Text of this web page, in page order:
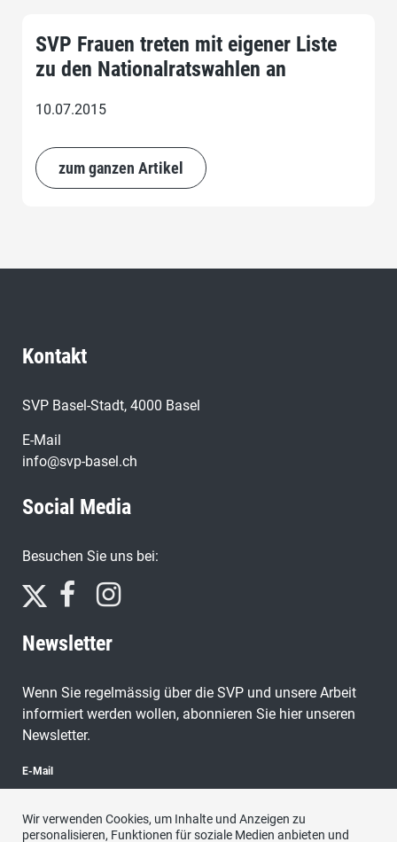
SVP Frauen treten mit eigener Liste
zu den Nationalratswahlen an
10.07.2015
zum ganzen Artikel
Kontakt
SVP Basel-Stadt, 4000 Basel
E-Mail
info@svp-basel.ch
Social Media
Besuchen Sie uns bei:
Newsletter
Wenn Sie regelmässig über die SVP und unsere Arbeit
informiert werden wollen, abonnieren Sie hier unseren
Newsletter.
E-Mail
Wir verwenden Cookies, um Inhalte und Anzeigen zu
personalisieren, Funktionen für soziale Medien anbieten und